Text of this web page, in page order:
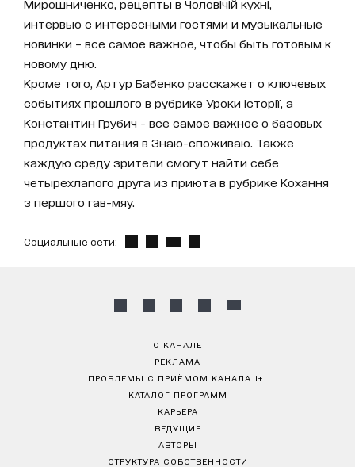
Мирошниченко, рецепты в Чоловічій кухні,
интервью с интересными гостями и музыкальные
новинки – все самое важное, чтобы быть готовым к
новому дню.
Кроме того, Артур Бабенко расскажет о ключевых
событиях прошлого в рубрике Уроки історії, а
Константин Грубич - все самое важное о базовых
продуктах питания в Знаю-споживаю. Также
каждую среду зрители смогут найти себе
четырехлапого друга из приюта в рубрике Кохання
з першого гав-мяу.
Социальные сети:
О КАНАЛЕ
РЕКЛАМА
ПРОБЛЕМЫ С ПРИЁМОМ КАНАЛА 1+1
КАТАЛОГ ПРОГРАММ
КАРЬЕРА
ВЕДУЩИЕ
АВТОРЫ
СТРУКТУРА СОБСТВЕННОСТИ